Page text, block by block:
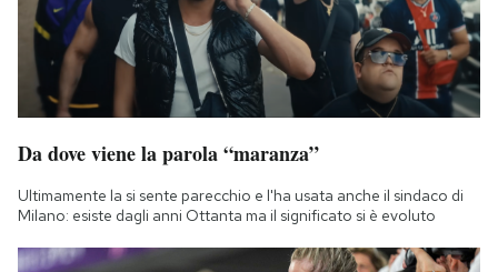
Hai bisogno di aiuto?
Esci
Da dove viene la parola “maranza”
Ultimamente la si sente parecchio e l'ha usata anche il sindaco di
Milano: esiste dagli anni Ottanta ma il significato si è evoluto